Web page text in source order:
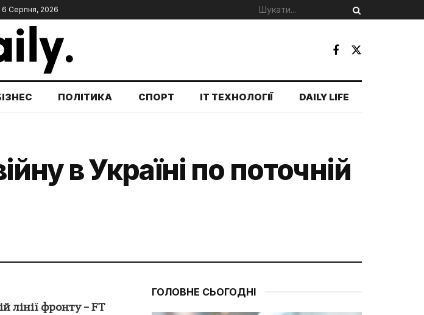
6 Серпня, 2026
ПОЛІТИКА СПОРТ IT ТЕХНОЛОГІЇ DAILY LIFE
в Україні по поточній
лінії фронту – FT
ГОЛОВНЕ СЬОГОДНІ